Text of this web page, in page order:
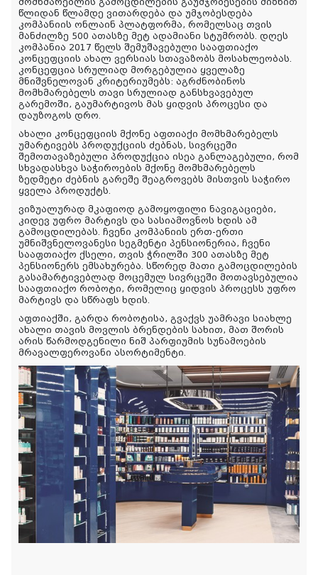
წლიდან წლამდე ვითარდება და უმჯობესდება
კომპანიის ონლაინ პლატფორმა, რომელსაც თვის
მანძილზე 500 ათასზე მეტ ადამიანი სტუმრობს. დღეს
კომპანია 2017 წელს შემუშავებული სააფთიაქო
კონცეფციის ახალ ვერსიას სთავაზობს მოსახლეობას.
კონცეფცია სრულიად მორგებულია ყველაზე
მნიშვნელოვან კრიტერიუმებს: აგრძნობინოს
მომხმარებელს თავი სრულიად განსხვავებულ
გარემოში, გაუმარტივოს მას ყიდვის პროცესი და
დაუზოგოს დრო.
ახალი კონცეფციის მქონე აფთიაქი მომხმარებელს
უმარტივებს პროდუქციის ძებნას, სივრცეში
შემოთავაზებული პროდუქცია ისეა განლაგებული, რომ
სხვადასხვა საჭიროების მქონე მომხმარებელს
ზედმეტი ძებნის გარეშე შეაგროვებს მისთვის საჭირო
ყველა პროდუქტს.
ვიზუალურად მკაფიოდ გამოყოფილი ნავიგაციები,
კიდევ უფრო მარტივს და სასიამოვნოს ხდის ამ
გამოცდილებას. ჩვენი კომპანიის ერთ-ერთი
უმნიშვნელოვანესი სეგმენტი პენსიონერია, ჩვენი
სააფთიაქო ქსელი, თვის ჭრილში 300 ათასზე მეტ
პენსიონერს ემსახურება. სწორედ მათი გამოცდილების
გასამარტივებლად მოცემულ სივრცეში მოთავსებულია
სააფთიაქო რობოტი, რომელიც ყიდვის პროცესს უფრო
მარტივს და სწრაფს ხდის.
აფთიაქში, გარდა რობოტისა, გვაქვს უამრავი სიახლე
ახალი თავის მოვლის ბრენდების სახით, მათ შორის
არის წარმოდგენილი ნიშ პარფიუმის სუნამოების
მრავალფეროვანი ასორტიმენტი.